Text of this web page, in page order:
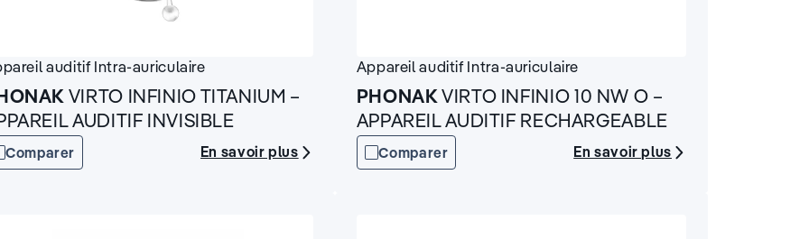
auditifIntra-auriculaire
VIRTO INFINIO TITANIUM –
AUDITIF INVISIBLE
Comparer En savoir plus
Appareil auditifIntra-auriculaire
PHONAKVIRTO INFINIO 10 NW O –
APPAREIL AUDITIF RECHARGEABLE
Comparer En savoir plus